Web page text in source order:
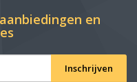
en
Inschrijven